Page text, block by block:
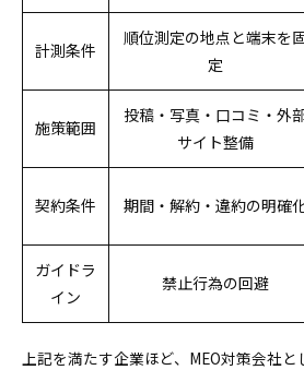
計測条件
順位測定の地点と端末を
定
施策範囲
投稿・写真・口コミ・外
サイト整備
契約条件 期間・解約・違約の明確
ガイドラ
イン
禁止行為の回避
上記を満たす企業ほど、MEO対策会社